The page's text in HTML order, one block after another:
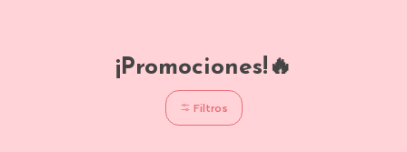
¡Promociones!🔥
Filtros